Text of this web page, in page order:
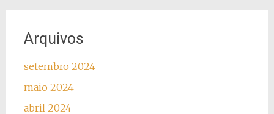
Arquivos
setembro 2024
maio 2024
abril 2024